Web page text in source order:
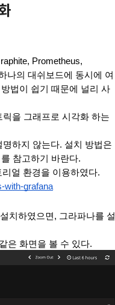
Prometheus,
나의 대쉬보드에 동시에 여
법이 쉽기 때문에 널리 사
을 그래프로 시각화 하는
하지 않는다. 설치 방법은
를 참고하기 바란다.
얼 환경을 이용하였다.
with-grafana
치하였으면, 그라파나를 설
은 화면을 볼 수 있다.